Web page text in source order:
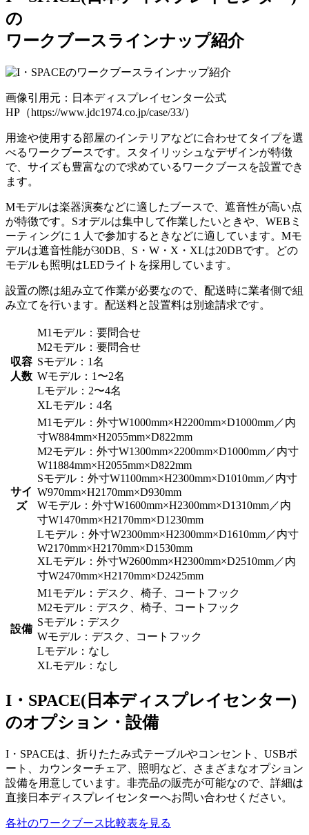
の
ワークブースラインナップ紹介
画像引用元：日本ディスプレイセンター公式
HP（https://www.jdc1974.co.jp/case/33/）
用途や使用する部屋のインテリアなどに合わせてタイプを選
べるワークブースです。スタイリッシュなデザインが特徴
で、サイズも豊富なので求めているワークブースを設置でき
ます。
Mモデルは楽器演奏などに適したブースで、遮音性が高い点
が特徴です。Sオデルは集中して作業したいときや、WEBミ
ーティングに１人で参加するときなどに適しています。Mモ
デルは遮音性能が30DB、S・W・X・XLは20DBです。どの
モデルも照明はLEDライトを採用しています。
設置の際は組み立て作業が必要なので、配送時に業者側で組
み立てを行います。配送料と設置料は別途請求です。
収容
人数
M1モデル：要問合せ
M2モデル：要問合せ
Sモデル：1名
Wモデル：1〜2名
Lモデル：2〜4名
XLモデル：4名
サイ
ズ
M1モデル：外寸W1000mm×H2200mm×D1000mm／内
寸W884mm×H2055mm×D822mm
M2モデル：外寸W1300mm×2200mm×D1000mm／内寸
W11884mm×H2055mm×D822mm
Sモデル：外寸W1100mm×H2300mm×D1010mm／内寸
W970mm×H2170mm×D930mm
Wモデル：外寸W1600mm×H2300mm×D1310mm／内
寸W1470mm×H2170mm×D1230mm
Lモデル：外寸W2300mm×H2300mm×D1610mm／内寸
W2170mm×H2170mm×D1530mm
XLモデル：外寸W2600mm×H2300mm×D2510mm／内
寸W2470mm×H2170mm×D2425mm
設備
M1モデル：デスク、椅子、コートフック
M2モデル：デスク、椅子、コートフック
Sモデル：デスク
Wモデル：デスク、コートフック
Lモデル：なし
XLモデル：なし
I・SPACE(日本ディスプレイセンター)
のオプション・設備
I・SPACEは、折りたたみ式テーブルやコンセント、USBポ
ート、カウンターチェア、照明など、さまざまなオプション
設備を用意しています。非売品の販売が可能なので、詳細は
直接日本ディスプレイセンターへお問い合わせください。
各社のワークブース比較表を見る